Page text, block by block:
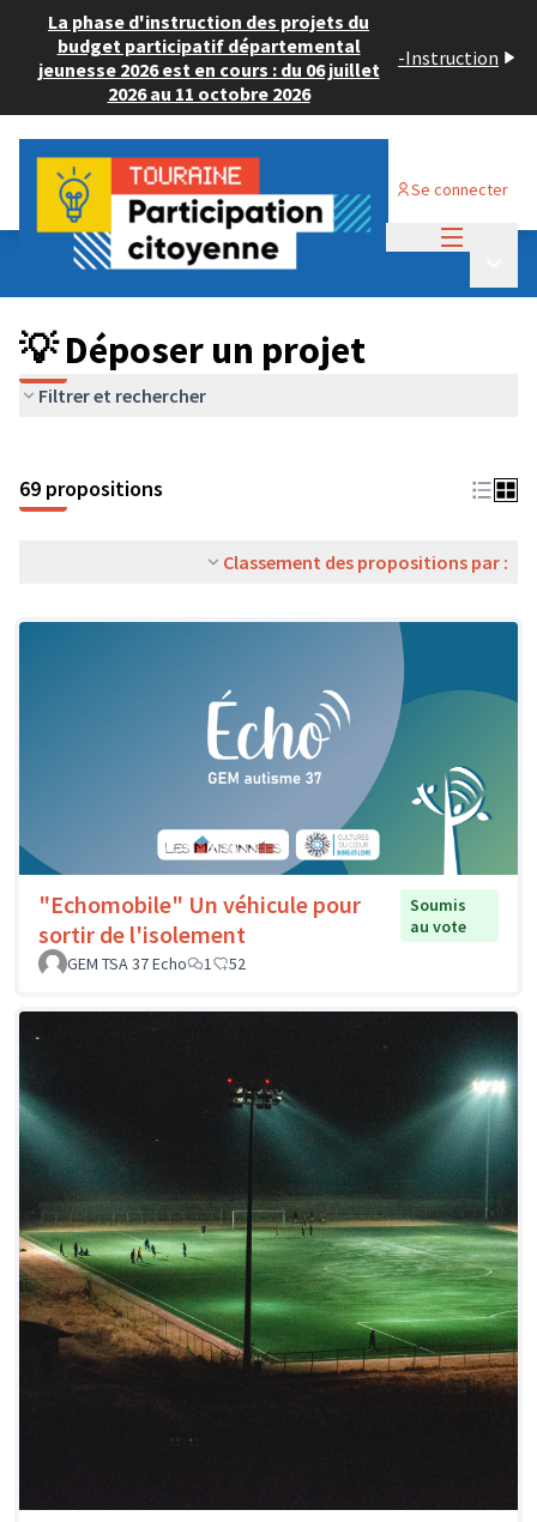
La phase d'instruction des projets du
budget participatif départemental
jeunesse 2026 est en cours : du 06 juillet
2026 au 11 octobre 2026
-Instruction
Se connecter
Budget Participatif ADULTE 2024
💡 Déposer un projet
💡 Déposer un projet
Filtrer et rechercher
69 propositions
Classement des propositions par :
"Echomobile" Un véhicule pour
sortir de l'isolement
Soumis
au vote
GEM TSA 37 Echo
1 52